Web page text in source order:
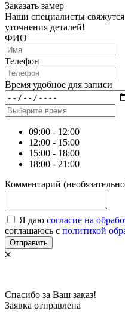
Заказать замер
Наши специалисты
уточнения деталей!
ФИО
Телефон
Время удобное для записи
09:00 - 12:00
12:00 - 15:00
15:00 - 18:00
18:00 - 21:00
Комментарий
Я даю согласие на
соглашаюсь с политикой
Отправить
Спасибо за Ваш заказ!
Заявка отправлена